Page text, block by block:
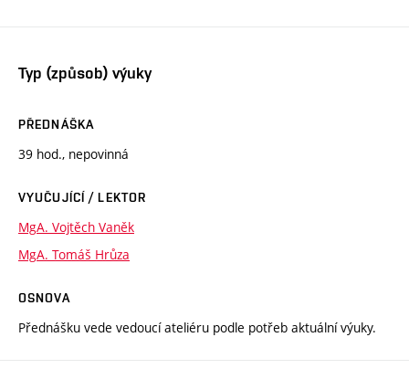
Typ (způsob) výuky
PŘEDNÁŠKA
39 hod., nepovinná
VYUČUJÍCÍ / LEKTOR
MgA. Vojtěch Vaněk
MgA. Tomáš Hrůza
OSNOVA
Přednášku vede vedoucí ateliéru podle potřeb aktuální výuky.